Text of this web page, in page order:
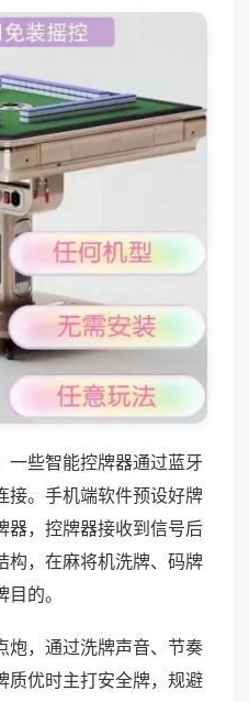
一些智能控牌器通过蓝牙
接。手机端软件预设好牌
器，控牌器接收到信号后
构，在麻将机洗牌、码牌
的。
炮，通过洗牌声音、节奏
质优时主打安全牌，规避